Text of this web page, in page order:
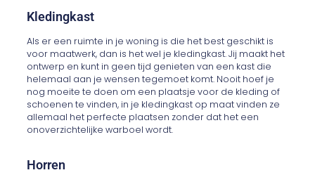
Kledingkast
Als er een ruimte in je woning is die het best geschikt is
voor maatwerk, dan is het wel je kledingkast. Jij maakt het
ontwerp en kunt in geen tijd genieten van een kast die
helemaal aan je wensen tegemoet komt. Nooit hoef je
nog moeite te doen om een plaatsje voor de kleding of
schoenen te vinden, in je kledingkast op maat vinden ze
allemaal het perfecte plaatsen zonder dat het een
onoverzichtelijke warboel wordt.
Horren